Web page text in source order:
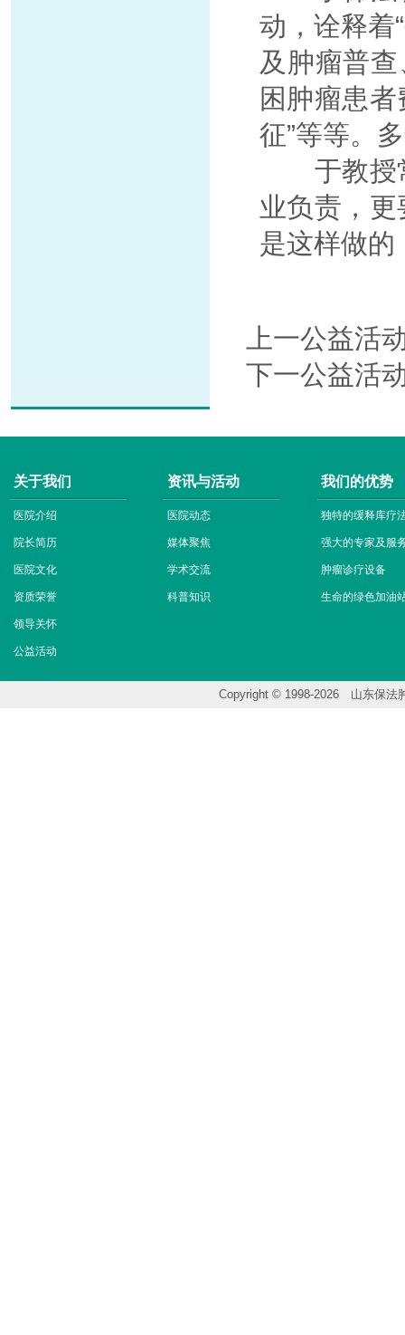
动，诠释着
及肿瘤普
困肿瘤患
征”等等。
于教授常
业负责，更
是这样做的
上一公益
下一公益
关于我们
医院介绍
院长简历
医院文化
资质荣誉
领导关怀
公益活动
资讯与活动
医院动态
媒体聚焦
学术交流
科普知识
我们的优势
独特的缓释库疗
强大的专家及服
肿瘤诊疗设备
生命的绿色加油
Copyright © 1998-2026 山东保法